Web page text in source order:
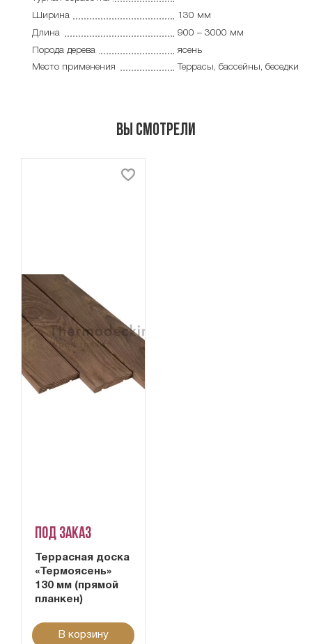
Ширина
130 мм
Длина
900 – 3000 мм
Порода дерева
ясень
Место применения
Террасы, бассейны, беседки
Вы смотрели
Под заказ
Террасная доска
«Термоясень»
130 мм (прямой
планкен)
В корзину